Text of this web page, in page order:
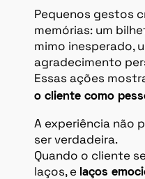
Pequenos gestos
memórias: um
mimo inesperado,
agradecimento
Essas ações
o cliente como
A experiência não
ser verdadeira.
Quando o cliente
laços, e laços